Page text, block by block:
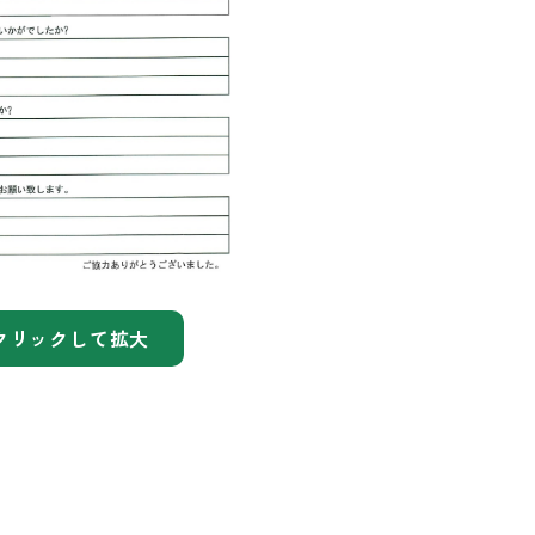
リックして拡大